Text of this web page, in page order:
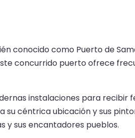
conocido como Puerto de
concurrido puerto ofrece
instalaciones para recibir
su céntrica ubicación y sus
y sus encantadores pueblos.